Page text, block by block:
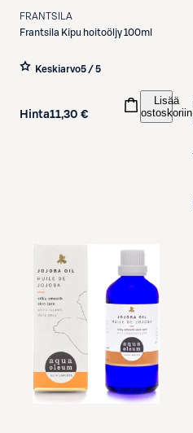
FRANTSILA
Frantsila Kipu hoitoöljy 100ml
Keskiarvo5 / 5
Hinta11,30 €
Lisää
ostoskoriin